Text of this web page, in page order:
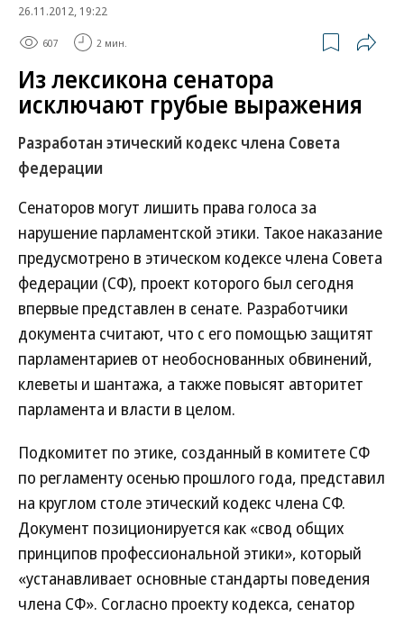
26.11.2012, 19:22
607 2 мин.
Из лексикона сенатора
исключают грубые выражения
Разработан этический кодекс члена Совета
федерации
Сенаторов могут лишить права голоса за
нарушение парламентской этики. Такое наказание
предусмотрено в этическом кодексе члена Совета
федерации (СФ), проект которого был сегодня
впервые представлен в сенате. Разработчики
документа считают, что с его помощью защитят
парламентариев от необоснованных обвинений,
клеветы и шантажа, а также повысят авторитет
парламента и власти в целом.
Подкомитет по этике, созданный в комитете СФ
по регламенту осенью прошлого года, представил
на круглом столе этический кодекс члена СФ.
Документ позиционируется как «свод общих
принципов профессиональной этики», который
«устанавливает основные стандарты поведения
члена СФ». Согласно проекту кодекса, сенатор